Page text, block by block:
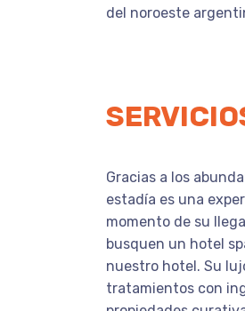
del noroeste
Gracias a los
estadía es una
momento de su
busquen un hotel
nuestro hotel. Su
tratamientos con